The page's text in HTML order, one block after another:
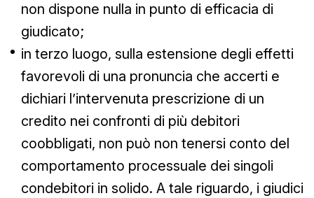
non dispone nulla in punto di efficacia di
giudicato;
in terzo luogo, sulla estensione degli effetti
favorevoli di una pronuncia che accerti e
dichiari l’intervenuta prescrizione di un
credito nei confronti di più debitori
coobbligati, non può non tenersi conto del
comportamento processuale dei singoli
condebitori in solido. A tale riguardo, i giudici